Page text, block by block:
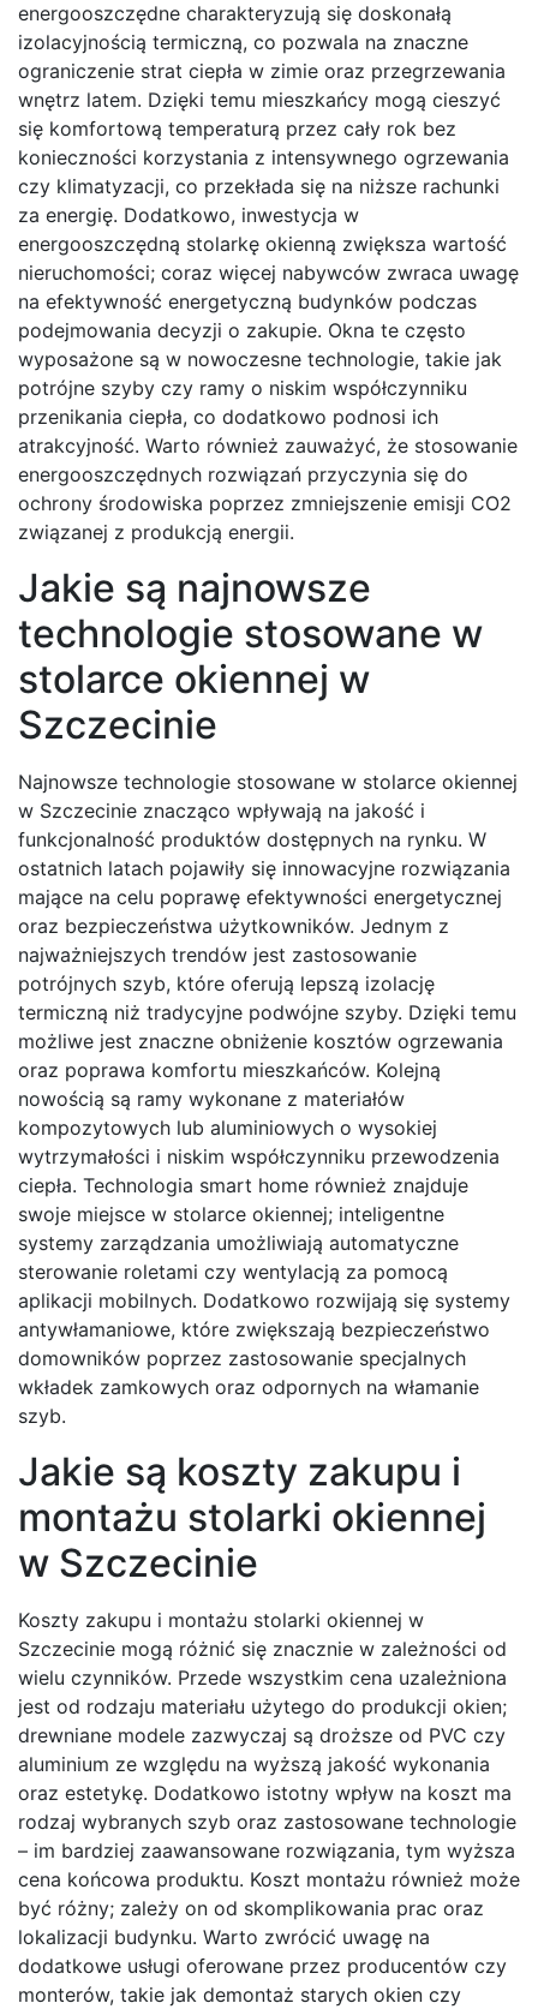
energooszczędne charakteryzują się doskonałą
izolacyjnością termiczną, co pozwala na znaczne
ograniczenie strat ciepła w zimie oraz przegrzewania
wnętrz latem. Dzięki temu mieszkańcy mogą cieszyć
się komfortową temperaturą przez cały rok bez
konieczności korzystania z intensywnego ogrzewania
czy klimatyzacji, co przekłada się na niższe rachunki
za energię. Dodatkowo, inwestycja w
energooszczędną stolarkę okienną zwiększa wartość
nieruchomości; coraz więcej nabywców zwraca uwagę
na efektywność energetyczną budynków podczas
podejmowania decyzji o zakupie. Okna te często
wyposażone są w nowoczesne technologie, takie jak
potrójne szyby czy ramy o niskim współczynniku
przenikania ciepła, co dodatkowo podnosi ich
atrakcyjność. Warto również zauważyć, że stosowanie
energooszczędnych rozwiązań przyczynia się do
ochrony środowiska poprzez zmniejszenie emisji CO2
związanej z produkcją energii.
Jakie są najnowsze
technologie stosowane w
stolarce okiennej w
Szczecinie
Najnowsze technologie stosowane w stolarce okiennej
w Szczecinie znacząco wpływają na jakość i
funkcjonalność produktów dostępnych na rynku. W
ostatnich latach pojawiły się innowacyjne rozwiązania
mające na celu poprawę efektywności energetycznej
oraz bezpieczeństwa użytkowników. Jednym z
najważniejszych trendów jest zastosowanie
potrójnych szyb, które oferują lepszą izolację
termiczną niż tradycyjne podwójne szyby. Dzięki temu
możliwe jest znaczne obniżenie kosztów ogrzewania
oraz poprawa komfortu mieszkańców. Kolejną
nowością są ramy wykonane z materiałów
kompozytowych lub aluminiowych o wysokiej
wytrzymałości i niskim współczynniku przewodzenia
ciepła. Technologia smart home również znajduje
swoje miejsce w stolarce okiennej; inteligentne
systemy zarządzania umożliwiają automatyczne
sterowanie roletami czy wentylacją za pomocą
aplikacji mobilnych. Dodatkowo rozwijają się systemy
antywłamaniowe, które zwiększają bezpieczeństwo
domowników poprzez zastosowanie specjalnych
wkładek zamkowych oraz odpornych na włamanie
szyb.
Jakie są koszty zakupu i
montażu stolarki okiennej
w Szczecinie
Koszty zakupu i montażu stolarki okiennej w
Szczecinie mogą różnić się znacznie w zależności od
wielu czynników. Przede wszystkim cena uzależniona
jest od rodzaju materiału użytego do produkcji okien;
drewniane modele zazwyczaj są droższe od PVC czy
aluminium ze względu na wyższą jakość wykonania
oraz estetykę. Dodatkowo istotny wpływ na koszt ma
rodzaj wybranych szyb oraz zastosowane technologie
– im bardziej zaawansowane rozwiązania, tym wyższa
cena końcowa produktu. Koszt montażu również może
być różny; zależy on od skomplikowania prac oraz
lokalizacji budynku. Warto zwrócić uwagę na
dodatkowe usługi oferowane przez producentów czy
monterów, takie jak demontaż starych okien czy